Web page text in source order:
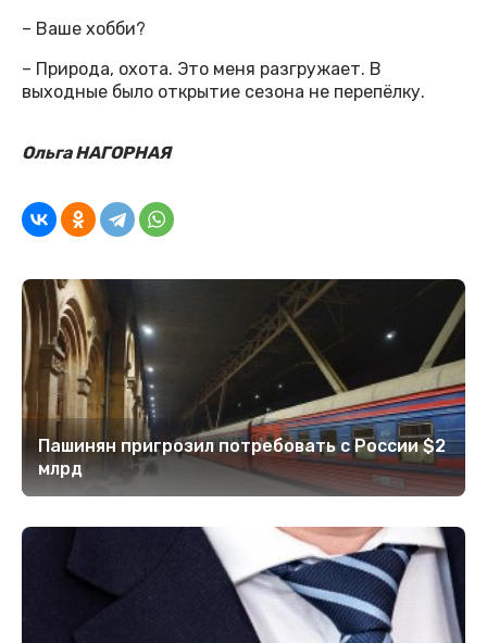
– Ваше хобби?
– Природа, охота. Это меня разгружает. В
выходные было открытие сезона не перепёлку.
Ольга НАГОРНАЯ
Пашинян пригрозил потребовать c России $2
млрд